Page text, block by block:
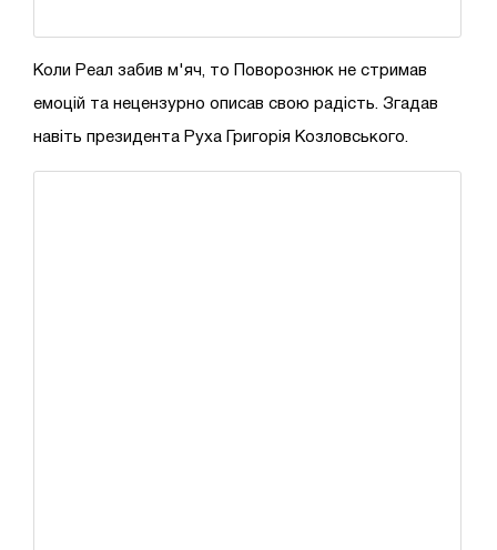
Коли Реал забив м'яч, то Поворознюк не стримав
емоцій та нецензурно описав свою радість. Згадав
навіть президента Руха Григорія Козловського.